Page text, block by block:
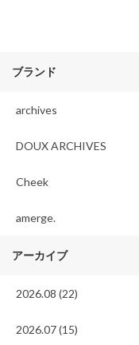
ブランド
archives
DOUX ARCHIVES
Cheek
amerge.
アーカイブ
2026.08 (22)
2026.07 (15)